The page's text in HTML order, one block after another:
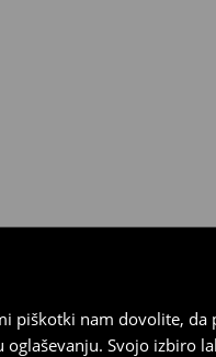
piškotki nam dovolite, da
Svojo izbiro